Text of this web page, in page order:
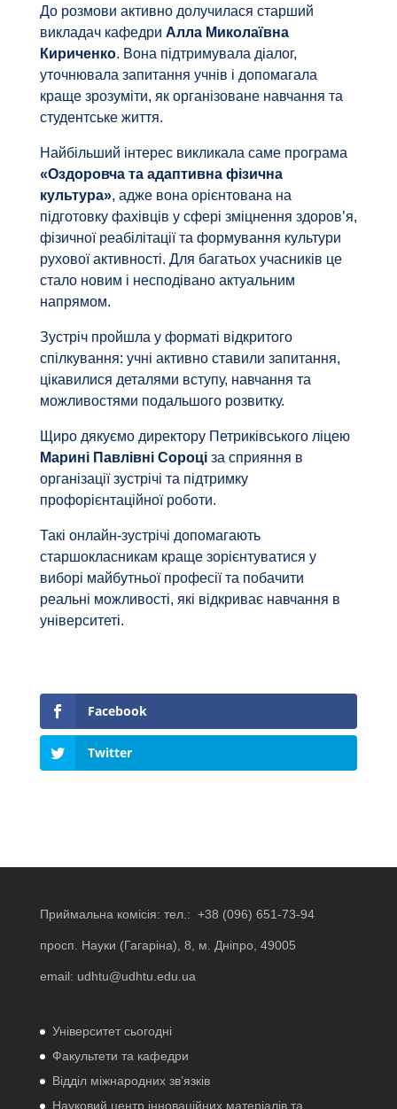
До розмови активно долучилася старший
викладач кафедри Алла Миколаївна
Кириченко. Вона підтримувала діалог,
уточнювала запитання учнів і допомагала
краще зрозуміти, як організоване навчання та
студентське життя.
Найбільший інтерес викликала саме програма
«Оздоровча та адаптивна фізична
культура», адже вона орієнтована на
підготовку фахівців у сфері зміцнення здоров’я,
фізичної реабілітації та формування культури
рухової активності. Для багатьох учасників це
стало новим і несподівано актуальним
напрямом.
Зустріч пройшла у форматі відкритого
спілкування: учні активно ставили запитання,
цікавилися деталями вступу, навчання та
можливостями подальшого розвитку.
Щиро дякуємо директору Петриківського ліцею
Марині Павлівні Сороціза сприяння в
організації зустрічі та підтримку
профорієнтаційної роботи.
Такі онлайн-зустрічі допомагають
старшокласникам краще зорієнтуватися у
виборі майбутньої професії та побачити
реальні можливості, які відкриває навчання в
університеті.
Facebook
Twitter
Приймальна комісія: тел.: +38 (096) 651-73-94
просп. Науки (Гагаріна), 8, м. Дніпро, 49005
email: udhtu@udhtu.edu.ua
Університет сьогодні
Факультети та кафедри
Відділ міжнародних зв’язків
Науковий центр інноваційних матеріалів та